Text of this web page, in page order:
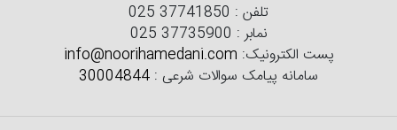
تلفن :025 37741850
نمابر :025 37735900
پست الکترونیک:info@noorihamedani.com
سامانه پیامک سوالات شرعی : 30004844